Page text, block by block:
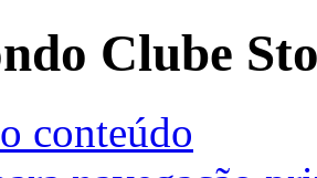
Clube
conteúdo